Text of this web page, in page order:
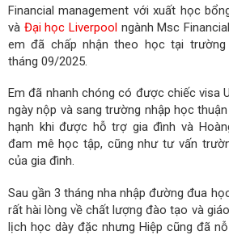
Financial management với xuất học
và Đại học Liverpool ngành Msc
em đã chấp nhận theo học tại
tháng 09/2025.
Em đã nhanh chóng có được chiếc visa
ngày nộp và sang trường nhập học
hạnh khi được hỗ trợ gia đình và
đam mê học tập, cũng như tư vấn
của gia đình.
Sau gần 3 tháng nha nhập đường đua
rất hài lòng về chất lượng đào tạo và
lịch học dày đặc nhưng Hiệp cũng đã